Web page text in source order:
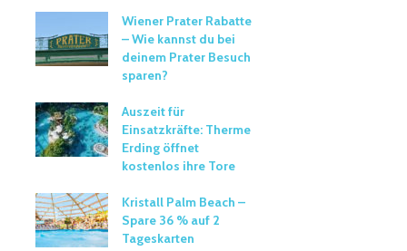
Wiener Prater Rabatte
– Wie kannst du bei
deinem Prater Besuch
sparen?
Auszeit für
Einsatzkräfte: Therme
Erding öffnet
kostenlos ihre Tore
Kristall Palm Beach –
Spare 36 % auf 2
Tageskarten